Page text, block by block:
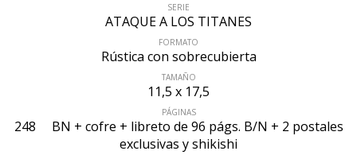
SERIE
ATAQUE A LOS TITANES
FORMATO
Rústica con sobrecubierta
TAMAÑO
11,5 x 17,5
PÁGINAS
248
BN + cofre + libreto de 96 págs. B/N + 2 postales
exclusivas y shikishi